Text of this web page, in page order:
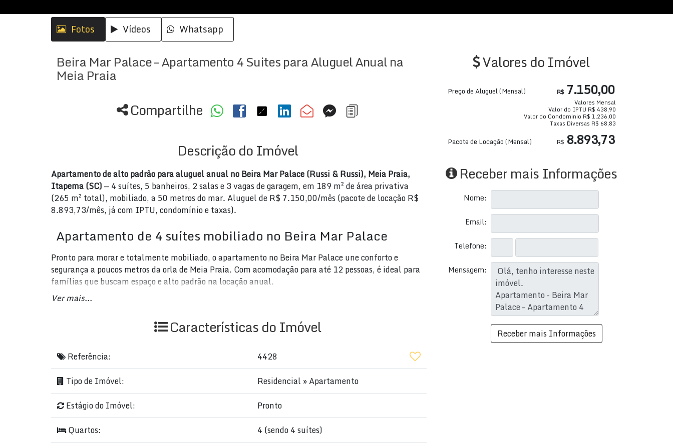
Fotos Vídeos Whatsapp
Beira Mar Palace – Apartamento 4 Suites para Aluguel Anual na
Meia Praia
Compartilhe
Descrição do Imóvel
Apartamento de alto padrão para aluguel anual no Beira Mar Palace (Russi & Russi), Meia Praia,
Itapema (SC)— 4 suítes, 5 banheiros, 2 salas e 3 vagas de garagem, em 189 m² de área privativa
(265 m² total), mobiliado, a 50 metros do mar. Aluguel de R$ 7.150,00/mês (pacote de locação R$
8.893,73/mês, já com IPTU, condomínio e taxas).
Apartamento de 4 suítes mobiliado no Beira Mar Palace
Pronto para morar e totalmente mobiliado, o apartamento no Beira Mar Palace une conforto e
segurança a poucos metros da orla de Meia Praia. Com acomodação para até 12 pessoas, é ideal para
famílias que buscam espaço e alto padrão na locação anual.
4 dormitórios, todos suítes
2 salas (estar e jantar)
189 m² de área privativa (265 m² de área total)
Mobiliado, novo e pronto para morar
Acomodação para até 12 pessoas
Diferenciais e comodidades
Entrada no prédio somente com reconhecimento facial
Ar-condicionado
Churrasqueira
Ver mais...
Características do Imóvel
Referência:
4428
Tipo de Imóvel:
Residencial »Apartamento
Estágio do Imóvel:
Pronto
Quartos:
4 (sendo 4 suítes)
Valores do Imóvel
R$7.150,00
Preço de Aluguel (Mensal)
Valores Mensal
Valor do IPTU R$ 438,90
Valor do Condominio R$ 1.236,00
Taxas Diversas R$ 68,83
R$ 8.893,73
Pacote de Locação (Mensal)
Receber mais Informações
Nome:
Email:
Telefone:
Mensagem: